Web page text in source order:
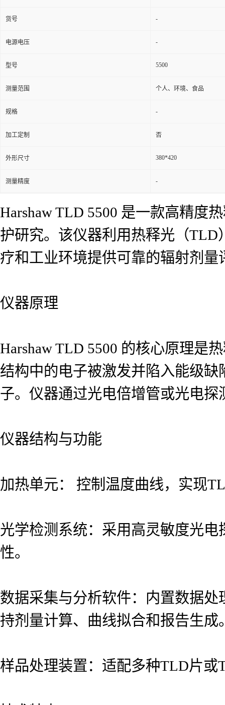
货号 -
电源电压 -
型号 5500
测量范围 个人、环境、食品
规格 -
加工定制 否
外形尺寸 380*420
测量精度 -
Harshaw TLD 5500 是一款高精度
护研究。该仪器利用热释光（
疗和工业环境提供可靠的辐射剂量
仪器原理
Harshaw TLD 5500 的核心原理是
结构中的电子被激发并陷入能级
子。仪器通过光电倍增管或光电
仪器结构与功能
加热单元： 控制温度曲线，实现
光学检测系统：采用高灵敏度光
性。
数据采集与分析软件：内置数据
持剂量计算、曲线拟合和报告生成
样品处理装置：适配多种TLD片